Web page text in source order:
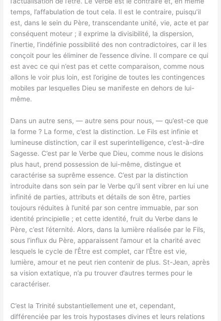
temps, l’affabulation de tout cela. Il est le contraire, puisqu’il
est, dans le sein du Père, transcendante unité, vie, acte et par
conséquent moteur ; il exprime la divisibilité, la dispersion,
l’inertie, l’indéfinie possibilité des non contradictoires, car il les
conçoit pour les éliminer de l’essence divine. Il compare ce qui
est avec ce qui n’est pas et cette comparaison, comme nous
allons le voir plus loin, est l’origine de toutes les contingences
mobiles par lesquelles Dieu se manifeste en dehors de lui-
même.
Dans un autre sens, — autre sens pour nous, — qu’est-ce que
la forme ? La forme, c’est la distinction. Le Fils est infinie et
lumineuse distinction, car il est superintelligence, c’est-à-dire
Sagesse. C’est par le Verbe que Dieu, comme nous le disions
plus haut, prend possession de lui-même, distingue et
caractérise sa suprême essence. C’est par la distinction
introduite dans son sein par le Verbe qu’il sent vibrer en lui une
infinité de parties, attributs et détails de son être, parties
toujours réduites à l’unité par son centre immuable, par son
identité principielle ; et cette identité, fruit du Verbe dans le
Père, c’est l’éternité. Alors, dans la lumière réalisée par le Fils,
sous l’influx du Père, apparaissent l’amour et la charité avec
lesquels le cycle de l’Être est complet, car l’Être est vie,
lumière, amour et ne peut rien contenir de plus. St-Jean, après
sa vision extatique, n’a pu trouver d’autres termes pour le
caractériser.
C’est la Trinité substantiellement une et, cependant,
différenciée par les trois hypostases divines et leurs relations